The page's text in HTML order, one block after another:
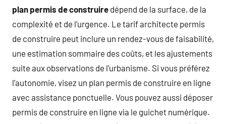
plan permis de construire dépend de la surface, de la
complexité et de l’urgence. Le tarif architecte permis
de construire peut inclure un rendez-vous de faisabilité,
une estimation sommaire des coûts, et les ajustements
suite aux observations de l’urbanisme. Si vous préférez
l’autonomie, visez un plan permis de construire en ligne
avec assistance ponctuelle. Vous pouvez aussi déposer
permis de construire en ligne via le guichet numérique.